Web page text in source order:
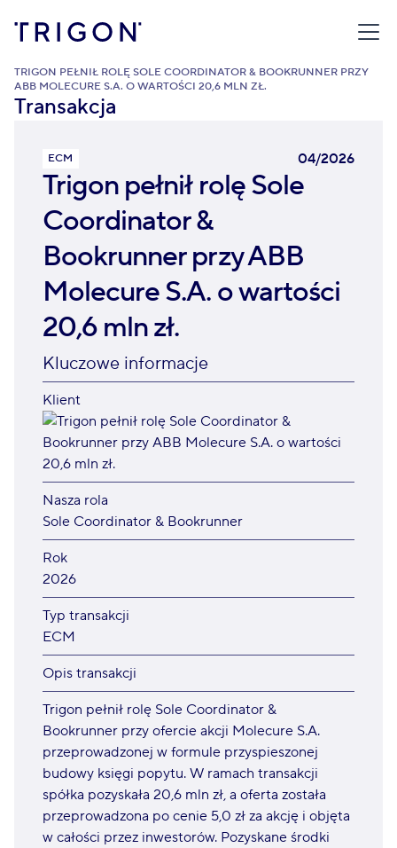
TRIGON PEŁNIŁ ROLĘ SOLE COORDINATOR & BOOKRUNNER PRZY
ABB MOLECURE S.A. O WARTOŚCI 20,6 MLN ZŁ.
Transakcja
ECM 04/2026
Trigon pełnił rolę Sole
Coordinator &
Bookrunner przy ABB
Molecure S.A. o wartości
20,6 mln zł.
Kluczowe informacje
Klient
Nasza rola
Sole Coordinator & Bookrunner
Rok
2026
Typ transakcji
ECM
Opis transakcji
Trigon pełnił rolę Sole Coordinator &
Bookrunner przy ofercie akcji Molecure S.A.
przeprowadzonej w formule przyspieszonej
budowy księgi popytu. W ramach transakcji
spółka pozyskała 20,6 mln zł, a oferta została
przeprowadzona po cenie 5,0 zł za akcję i objęta
w całości przez inwestorów. Pozyskane środki